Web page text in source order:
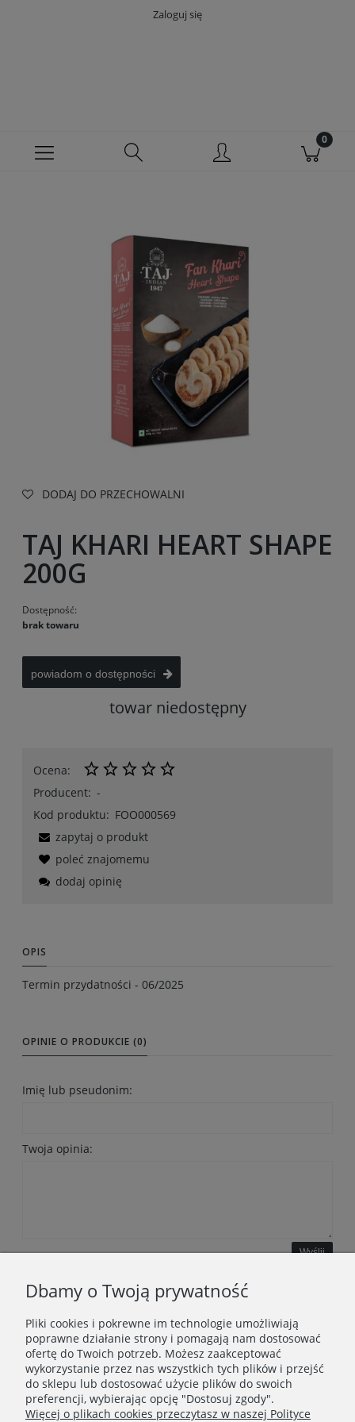
Zaloguj się
DODAJ DO PRZECHOWALNI
TAJ KHARI HEART SHAPE
200G
Dostępność:
brak towaru
powiadom o dostępności
towar niedostępny
Ocena:
Producent: -
Kod produktu: FOO000569
zapytaj o produkt
poleć znajomemu
dodaj opinię
OPIS
Termin przydatności - 06/2025
OPINIE O PRODUKCIE (0)
Imię lub pseudonim:
Twoja opinia:
Wyślij
WAŻNE INFORMACJE
POLECANE STRONY
Dbamy o Twoją prywatność
Pliki cookies i pokrewne im technologie umożliwiają
poprawne działanie strony i pomagają nam dostosować
ofertę do Twoich potrzeb. Możesz zaakceptować
wykorzystanie przez nas wszystkich tych plików i przejść
do sklepu lub dostosować użycie plików do swoich
preferencji, wybierając opcję "Dostosuj zgody".
Więcej o plikach cookies przeczytasz w naszej Polityce